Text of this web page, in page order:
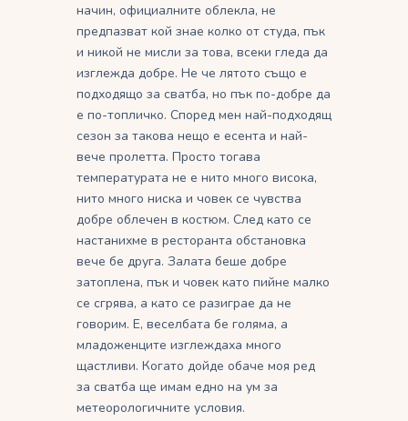
начин, официалните облекла, не
предпазват кой знае колко от студа, пък
и никой не мисли за това, всеки гледа да
изглежда добре. Не че лятото също е
подходящо за сватба, но пък по-добре да
е по-топличко. Според мен най-подходящ
сезон за такова нещо е есента и най-
вече пролетта. Просто тогава
температурата не е нито много висока,
нито много ниска и човек се чувства
добре облечен в костюм. След като се
настанихме в ресторанта обстановка
вече бе друга. Залата беше добре
затоплена, пък и човек като пийне малко
се сгрява, а като се разиграе да не
говорим. Е, веселбата бе голяма, а
младоженците изглеждаха много
щастливи. Когато дойде обаче моя ред
за сватба ще имам едно на ум за
метеорологичните условия.